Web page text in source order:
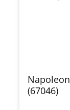
Napoleon
(67046)